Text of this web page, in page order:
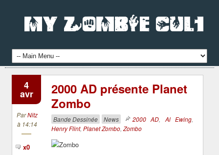
4
avr
ParNitz
à 14:14
x0
2000 AD présente Planet
Zombo
Bande Dessinée News 2000 AD, Al Ewing,
Henry Flint, Planet Zombo, Zombo